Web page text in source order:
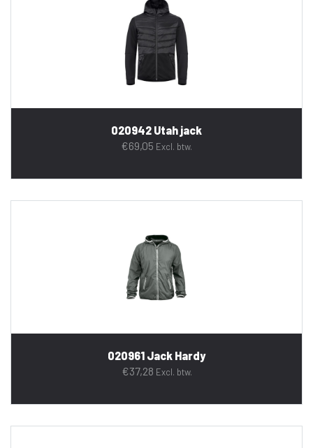
020942 Utah jack
€69,05 Excl. btw.
020961 Jack Hardy
€37,28 Excl. btw.